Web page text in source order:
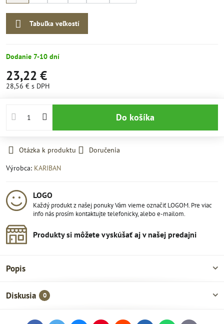
Tabuľka veľkostí
Dodanie 7-10 dní
23,22 €
28,56 € s DPH
Do košíka
Otázka k produktu
Doručenia
Výrobca: KARIBAN
LOGO
Každý produkt z našej ponuky Vám vieme označiť LOGOM. Pre viac
info nás prosím kontaktujte telefonicky, alebo e-mailom.
Produkty si môžete vyskúšať aj v našej predajni
Popis
Diskusia 0